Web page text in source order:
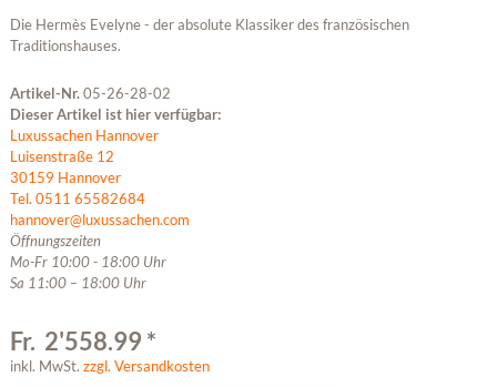
Die Hermès Evelyne - der absolute Klassiker des französischen
Traditionshauses.
Artikel-Nr.05-26-28-02
Dieser Artikel ist hier verfügbar:
Luxussachen Hannover
Luisenstraße 12
30159 Hannover
Tel. 0511 65582684
hannover@luxussachen.com
Öffnungszeiten
Mo-Fr 10:00 - 18:00 Uhr
Sa 11:00 – 18:00 Uhr
Fr. 2'558.99 *
inkl. MwSt. zzgl. Versandkosten